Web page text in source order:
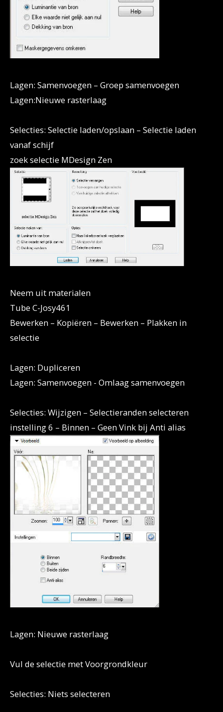
Lagen: Samenvoegen – Groep samenvoegen
Lagen:Nieuwe rasterlaag
Selecties: Selectie laden/opslaan – Selectie laden
vanaf schijf
zoek selectie MDesign Zen
Neem uit materialen
Tube C-Josy461
Bewerken – Kopiëren – Bewerken – Plakken in
selectie
Lagen: Dupliceren
Lagen: Samenvoegen - Omlaag samenvoegen
Selecties: Wijzigen – Selectieranden selecteren
instelling 6 – Binnen – Geen Vink bij Anti alias
Lagen: Nieuwe rasterlaag
Vul de selectie met Voorgrondkleur
Selecties: Niets selecteren